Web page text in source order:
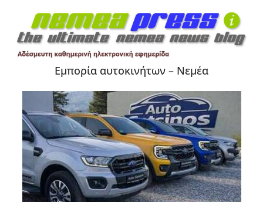
Εμπορία αυτοκινήτων – Νεμέα